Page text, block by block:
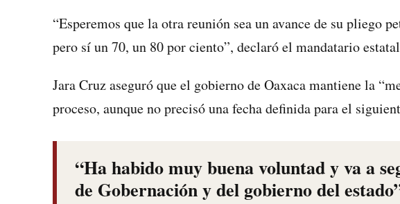
“Esperemos que la otra reunión sea un avance de su pliego
pero sí un 70, un 80 por ciento”, declaró el mandatario
Jara Cruz aseguró que el gobierno de Oaxaca mantiene la
proceso, aunque no precisó una fecha definida para el
“Ha habido muy buena voluntad y va a
de Gobernación y del gobierno del